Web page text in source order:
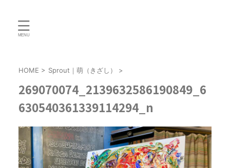
HOME > Sprout｜萌（きざし） >
269070074_2139632586190849_6
630540361339114294_n